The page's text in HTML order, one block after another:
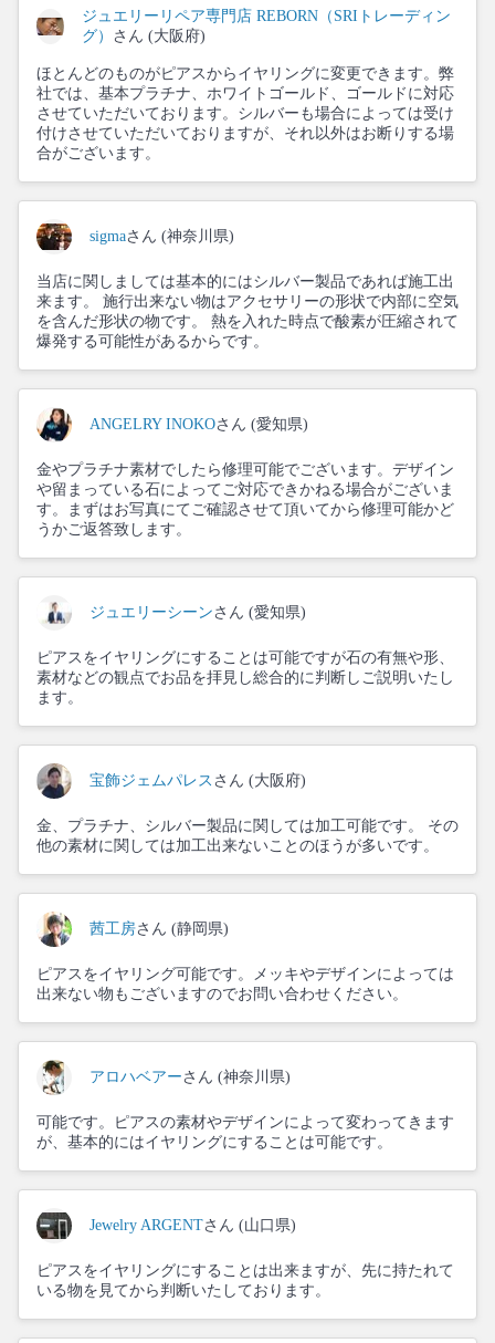
ジュエリーリペア専門店 REBORN（SRIトレーディン
グ）
さん (大阪府)
ほとんどのものがピアスからイヤリングに変更できます。弊
社では、基本プラチナ、ホワイトゴールド、ゴールドに対応
させていただいております。シルバーも場合によっては受け
付けさせていただいておりますが、それ以外はお断りする場
合がございます。
sigmaさん (神奈川県)
当店に関しましては基本的にはシルバー製品であれば施工出
来ます。 施行出来ない物はアクセサリーの形状で内部に空気
を含んだ形状の物です。 熱を入れた時点で酸素が圧縮されて
爆発する可能性があるからです。
ANGELRY INOKOさん (愛知県)
金やプラチナ素材でしたら修理可能でございます。デザイン
や留まっている石によってご対応できかねる場合がございま
す。まずはお写真にてご確認させて頂いてから修理可能かど
うかご返答致します。
ジュエリーシーン さん (愛知県)
ピアスをイヤリングにすることは可能ですが石の有無や形、
素材などの観点でお品を拝見し総合的に判断しご説明いたし
ます。
宝飾ジェムパレス さん (大阪府)
金、プラチナ、シルバー製品に関しては加工可能です。 その
他の素材に関しては加工出来ないことのほうが多いです。
茜工房さん (静岡県)
ピアスをイヤリング可能です。メッキやデザインによっては
出来ない物もございますのでお問い合わせください。
アロハベアー さん (神奈川県)
可能です。ピアスの素材やデザインによって変わってきます
が、基本的にはイヤリングにすることは可能です。
Jewelry ARGENTさん (山口県)
ピアスをイヤリングにすることは出来ますが、先に持たれて
いる物を見てから判断いたしております。